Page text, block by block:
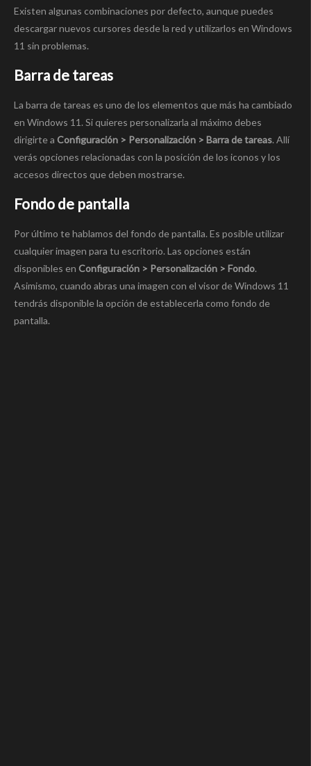
Existen algunas combinaciones por defecto, aunque puedes
descargar nuevos cursores desde la red y utilizarlos en Windows
11 sin problemas.
Barra de tareas
La barra de tareas es uno de los elementos que más ha cambiado
en Windows 11. Si quieres personalizarla al máximo debes
dirigirte a Configuración > Personalización > Barra de tareas. Allí
verás opciones relacionadas con la posición de los iconos y los
accesos directos que deben mostrarse.
Fondo de pantalla
Por último te hablamos del fondo de pantalla. Es posible utilizar
cualquier imagen para tu escritorio. Las opciones están
disponibles en Configuración > Personalización > Fondo.
Asimismo, cuando abras una imagen con el visor de Windows 11
tendrás disponible la opción de establecerla como fondo de
pantalla.